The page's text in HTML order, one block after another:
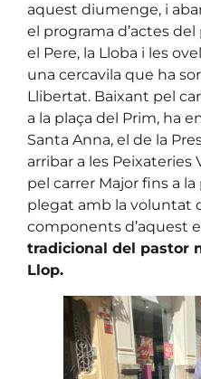
aquest diumenge, i
el programa d’actes
el Pere, la Lloba i les
una cercavila que ha
Llibertat. Baixant pel
a la plaça del Prim, ha
Santa Anna, el de la
arribar a les Peixateries
pel carrer Major fins a la
plegat amb la voluntat
components d’aquest
tradicional del pastor
Llop.